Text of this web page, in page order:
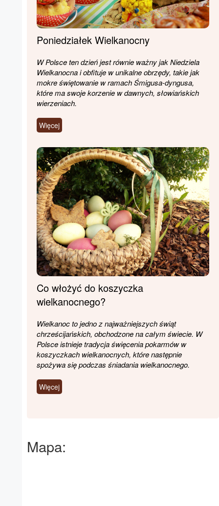
Poniedziałek Wielkanocny
W Polsce ten dzień jest równie ważny jak Niedziela
Wielkanocna i obfituje w unikalne obrzędy, takie jak
mokre świętowanie w ramach Śmigusa-dyngusa,
które ma swoje korzenie w dawnych, słowiańskich
wierzeniach.
Więcej
Co włożyć do koszyczka
wielkanocnego?
Wielkanoc to jedno z najważniejszych świąt
chrześcijańskich, obchodzone na całym świecie. W
Polsce istnieje tradycja święcenia pokarmów w
koszyczkach wielkanocnych, które następnie
spożywa się podczas śniadania wielkanocnego.
Więcej
Mapa: